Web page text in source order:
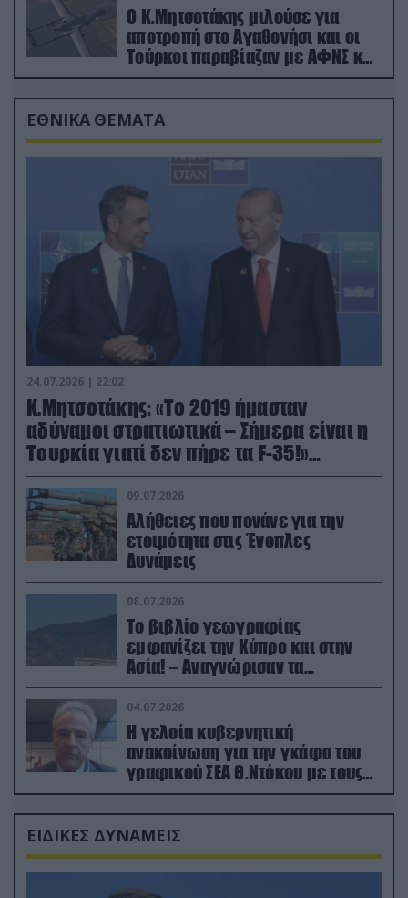
Ο Κ.Μητσοτάκης μιλούσε για
αποτροπή στο Αγαθονήσι και οι
Τούρκοι παραβίαζαν με ΑΦΝΣ και
drone
ΕΘΝΙΚΑ ΘΕΜΑΤΑ
24.07.2026 | 22:02
Κ.Μητσοτάκης: «Το 2019 ήμασταν
αδύναμοι στρατιωτικά – Σήμερα είναι η
Τουρκία γιατί δεν πήρε τα F-35!»
(βίντεο)
09.07.2026
Αλήθειες που πονάνε για την
ετοιμότητα στις Ένοπλες
Δυνάμεις
08.07.2026
Το βιβλίο γεωγραφίας
εμφανίζει την Κύπρο και στην
Ασία! – Αναγνώρισαν τα
κατεχόμενα; (φωτο)
04.07.2026
Η γελοία κυβερνητική
ανακοίνωση για την γκάφα του
γραφικού ΣΕΑ Θ.Ντόκου με τους
Ρώσους φαρσέρ
ΕΙΔΙΚΕΣ ΔΥΝΑΜΕΙΣ